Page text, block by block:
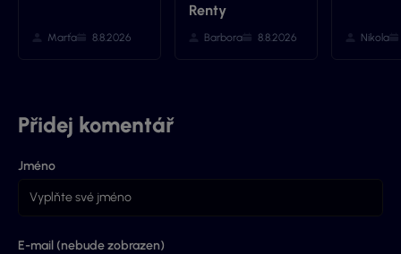
Marťa 8.8.2026
Renty
Barbora 8.8.2026 Nikola
Přidej komentář
Jméno
E-mail (nebude zobrazen)